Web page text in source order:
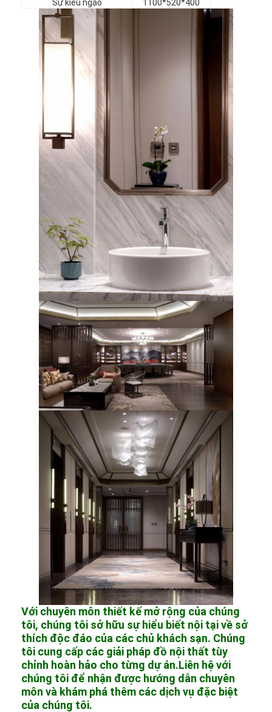
Sự kiêu ngạo 1100*520*400
Với chuyên môn thiết kế mở rộng của chúng
tôi, chúng tôi sở hữu sự hiểu biết nội tại về sở
thích độc đáo của các chủ khách sạn. Chúng
tôi cung cấp các giải pháp đồ nội thất tùy
chỉnh hoàn hảo cho từng dự án.Liên hệ với
chúng tôi để nhận được hướng dẫn chuyên
môn và khám phá thêm các dịch vụ đặc biệt
của chúng tôi.